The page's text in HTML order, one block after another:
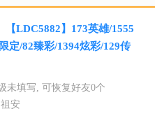
【LDC5882】173英雄/1555
定/82臻彩/1394炫彩/129传
未填写, 可恢复好友0个
安